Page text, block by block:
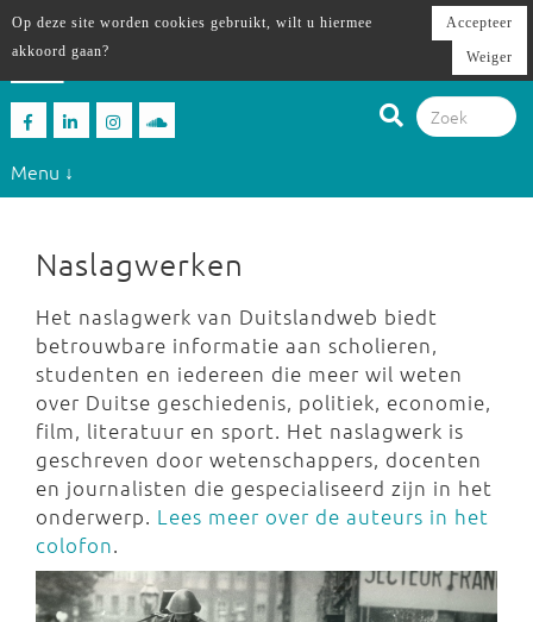
Menu ↓
Naslagwerken
Het naslagwerk van Duitslandweb biedt
betrouwbare informatie aan scholieren,
studenten en iedereen die meer wil weten
over Duitse geschiedenis, politiek, economie,
film, literatuur en sport. Het naslagwerk is
geschreven door wetenschappers, docenten
en journalisten die gespecialiseerd zijn in het
onderwerp. Lees meer over de auteurs in het
colofon.
Op deze site worden cookies gebruikt, wilt u hiermee
akkoord gaan?
Accepteer
Weiger